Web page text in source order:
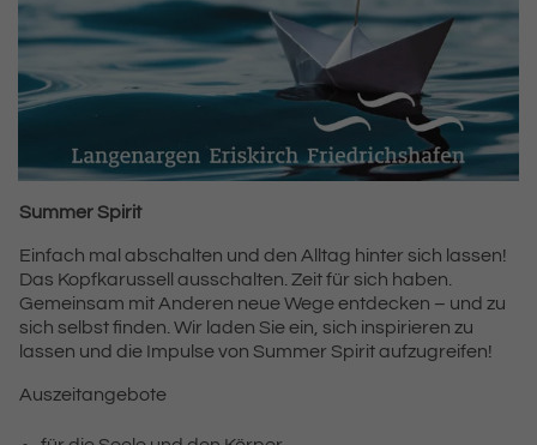
Summer Spirit
Einfach mal abschalten und den Alltag hinter sich lassen!
Das Kopfkarussell ausschalten. Zeit für sich haben.
Gemeinsam mit Anderen neue Wege entdecken – und zu
sich selbst finden. Wir laden Sie ein, sich inspirieren zu
lassen und die Impulse von Summer Spirit aufzugreifen!
Auszeitangebote